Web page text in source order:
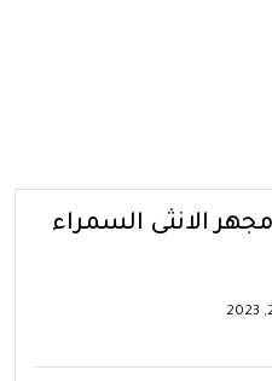
الانثى السمراء